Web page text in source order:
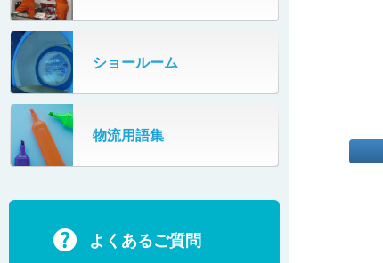
DHC350
667
SR802
ECD500A・ECD800・ECD1500
ECD2700
BD200・BD1000
牛乳パック自動投入装置
ターンコンベヤ
マルチレーンダイバータ®
カーゴタイザ
ショールーム
物流用語集
よくあるご質問